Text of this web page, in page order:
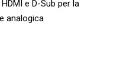
e D-Sub per la
analogica